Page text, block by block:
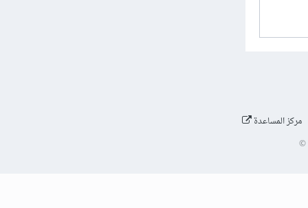
مركز المساعدة
©